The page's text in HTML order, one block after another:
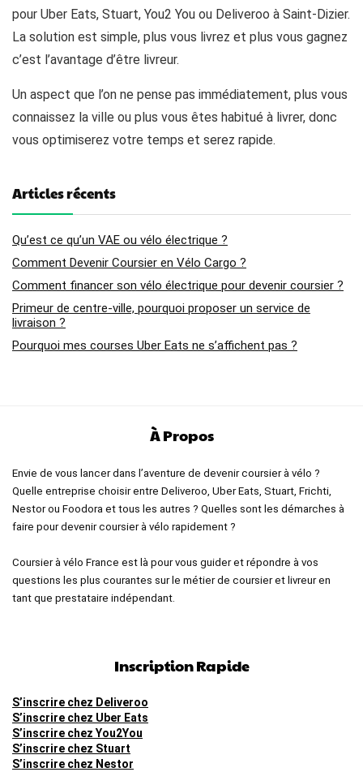
pour Uber Eats, Stuart, You2 You ou Deliveroo à Saint-Dizier.
La solution est simple, plus vous livrez et plus vous gagnez
c’est l’avantage d’être livreur.
Un aspect que l’on ne pense pas immédiatement, plus vous
connaissez la ville ou plus vous êtes habitué à livrer, donc
vous optimiserez votre temps et serez rapide.
Articles récents
Qu’est ce qu’un VAE ou vélo électrique ?
Comment Devenir Coursier en Vélo Cargo ?
Comment financer son vélo électrique pour devenir coursier ?
Primeur de centre-ville, pourquoi proposer un service de
livraison ?
Pourquoi mes courses Uber Eats ne s’affichent pas ?
À Propos
Envie de vous lancer dans l’aventure de devenir coursier à vélo ?
Quelle entreprise choisir entre Deliveroo, Uber Eats, Stuart, Frichti,
Nestor ou Foodora et tous les autres ? Quelles sont les démarches à
faire pour devenir coursier à vélo rapidement ?
Coursier à vélo France est là pour vous guider et répondre à vos
questions les plus courantes sur le métier de coursier et livreur en
tant que prestataire indépendant.
Inscription Rapide
S’inscrire chez Deliveroo
S’inscrire chez Uber Eats
S’inscrire chez You2You
S’inscrire chez Stuart
S’inscrire chez Nestor